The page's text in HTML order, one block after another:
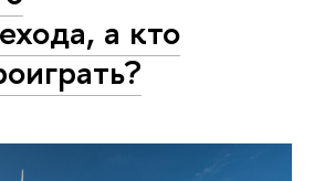
а кто